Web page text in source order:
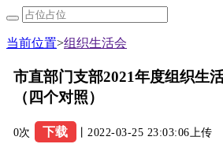
当前位置>组织生活会
市直部门支部2021年度组织生
（四个对照）
0次 下载 丨2022-03-25 23:03:06上传